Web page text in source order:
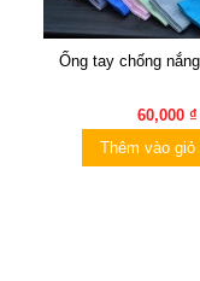
Ống tay chống
60,000 ₫
Thêm vào giỏ